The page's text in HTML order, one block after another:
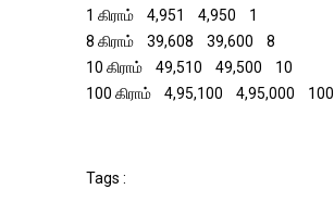
1 கிராம் ₹4,951 ₹4,950 ₹1
8 கிராம் ₹39,608 ₹39,600 ₹8
10 கிராம் ₹49,510 ₹49,500 ₹10
100 கிராம் ₹4,95,100 ₹4,95,000 ₹100
Tags :